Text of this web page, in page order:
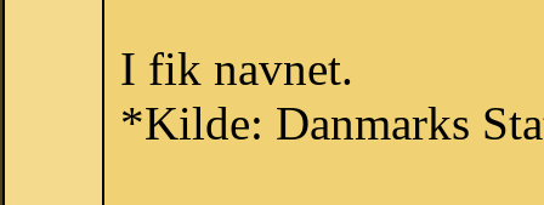
I fik navnet.
*Kilde: Danmarks